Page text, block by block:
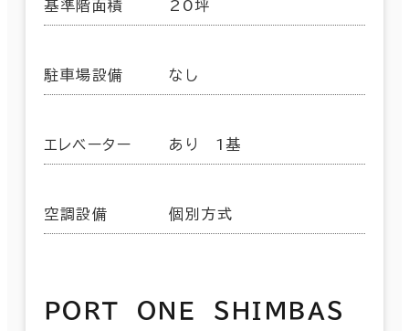
基準階面積 20坪
駐車場設備 なし
エレベーター あり 1基
空調設備 個別方式
ＰＯＲＴ ＯＮＥ ＳＨＩＭＢＡＳ